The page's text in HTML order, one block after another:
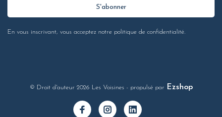
S'abonner
En vous inscrivant, vous acceptez notre politique de confidentialité.
© Droit d'auteur 2026 Les Voisines - propulsé par Ezshop